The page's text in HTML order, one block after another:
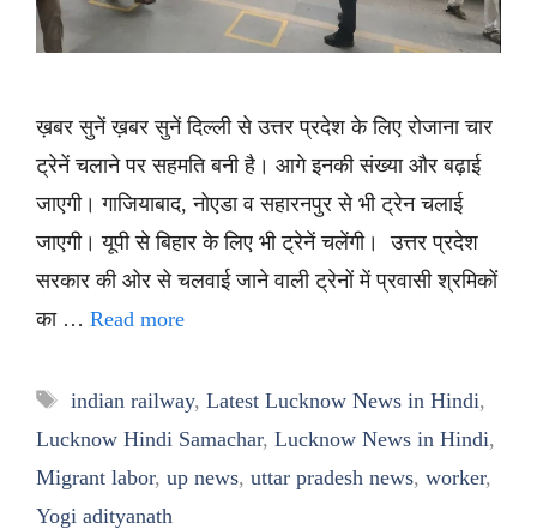
ख़बर सुनें ख़बर सुनें दिल्ली से उत्तर प्रदेश के लिए रोजाना चार
ट्रेनें चलाने पर सहमति बनी है। आगे इनकी संख्या और बढ़ाई
जाएगी। गाजियाबाद, नोएडा व सहारनपुर से भी ट्रेन चलाई
जाएगी। यूपी से बिहार के लिए भी ट्रेनें चलेंगी। उत्तर प्रदेश
सरकार की ओर से चलवाई जाने वाली ट्रेनों में प्रवासी श्रमिकों
का … Read more
Tags
indian railway, Latest Lucknow News in Hindi,
Lucknow Hindi Samachar, Lucknow News in Hindi,
Migrant labor, up news, uttar pradesh news, worker,
Yogi adityanath